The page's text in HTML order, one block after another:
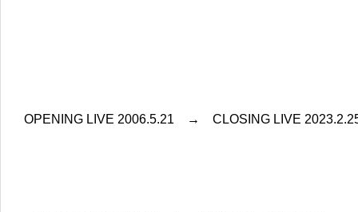
OPENING LIVE 2006.5.21 → CLOSING LIVE